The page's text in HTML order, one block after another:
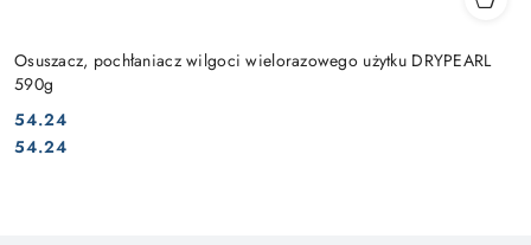
Osuszacz, pochłaniacz wilgoci wielorazowego użytku DRYPEARL
590g
Cena:
54.24
Cena:
54.24